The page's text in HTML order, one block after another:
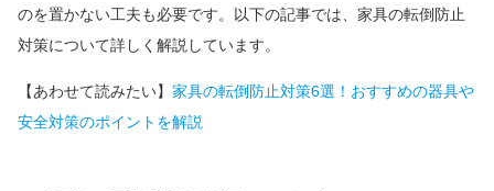
のを置かない工夫も必要です。以下の記事では、家具の転倒防止
対策について詳しく解説しています。
【あわせて読みたい】 家具の転倒防止対策6選！おすすめの器具や
安全対策のポイントを解説